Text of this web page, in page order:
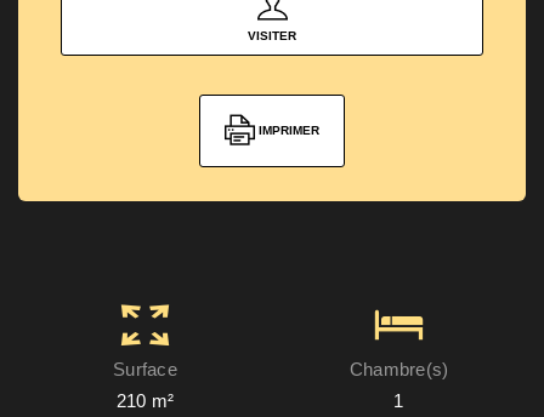
VISITER
IMPRIMER
Surface
210 m²
Chambre(s)
1